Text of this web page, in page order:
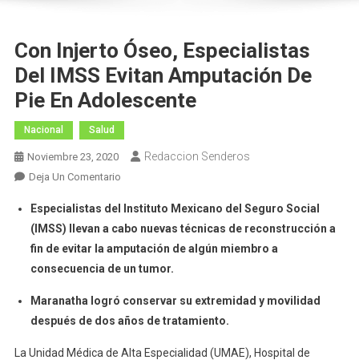
Con Injerto Óseo, Especialistas
Del IMSS Evitan Amputación De
Pie En Adolescente
Nacional Salud
Noviembre 23, 2020 Redaccion Senderos
Deja Un ComentarioEn
Injerto
Óseo,
Especialistas
Del
Evitan
Amputación
Pie
Especialistas del Instituto Mexicano del Seguro Social
(IMSS) llevan a cabo nuevas técnicas de reconstrucción a
fin de evitar la amputación de algún miembro a
consecuencia de un tumor.
Maranatha logró conservar su extremidad y movilidad
después de dos años de tratamiento.
La Unidad Médica de Alta Especialidad (UMAE), Hospital de